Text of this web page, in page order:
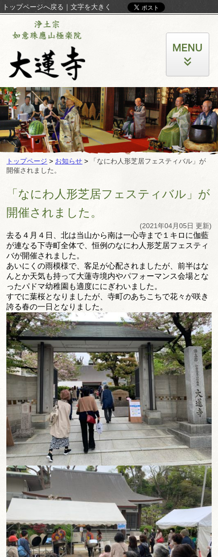
トップページへ戻る ｜ 文字を大きく
トップページ > お知らせ >
「なにわ人形芝居フェスティバル」が
開催されました。
「なにわ人形芝居フェスティバル」が
開催されました。
(2021年04月05日 更新)
去る４月４日、北は当山から南は一心寺まで１キロに伽藍
が連なる下寺町全体で、恒例のなにわ人形芝居フェスティ
バが開催されました。
あいにくの雨模様で、客足が心配されましたが、前半はな
んとか天気も持って大蓮寺境内やパフォーマンス会場とな
ったパドマ幼稚園も適度ににぎわいました。
すでに葉桜となりましたが、寺町のあちこちで花々が咲き
誇る春の一日となりました。